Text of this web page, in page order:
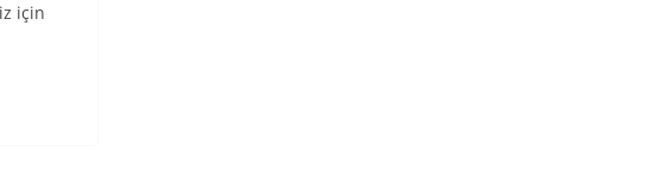
için